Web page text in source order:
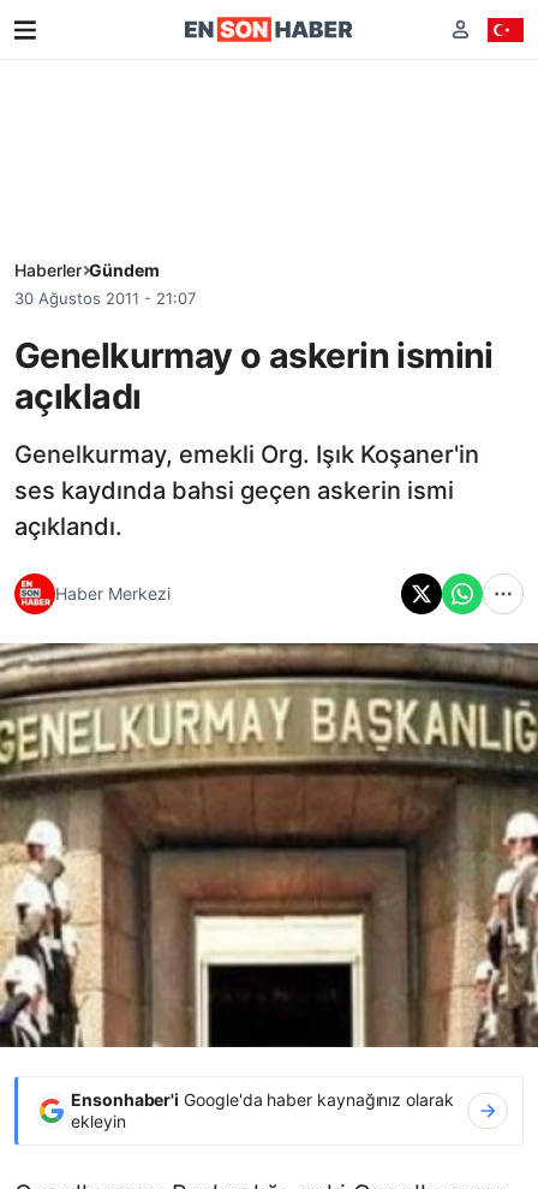
Haberler Gündem
30 Ağustos 2011 - 21:07
Genelkurmay o askerin ismini
açıkladı
Genelkurmay, emekli Org. Işık Koşaner'in
ses kaydında bahsi geçen askerin ismi
açıklandı.
Haber Merkezi
Ensonhaber'i Google'da haber kaynağınız olarak
ekleyin